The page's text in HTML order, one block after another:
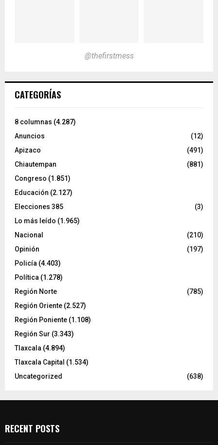
@thefirstmess
CATEGORÍAS
8 columnas (4.287)
Anuncios
(12)
Apizaco
(491)
Chiautempan
(881)
Congreso (1.851)
Educación (2.127)
Elecciones 385
(3)
Lo más leído (1.965)
Nacional
(210)
Opinión
(197)
Policía (4.403)
Política (1.278)
Región Norte
(785)
Región Oriente (2.527)
Región Poniente (1.108)
Región Sur (3.343)
Tlaxcala (4.894)
Tlaxcala Capital (1.534)
Uncategorized
(638)
RECENT POSTS